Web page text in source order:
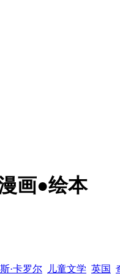
画●绘本
·卡罗尔 儿童文学 英国